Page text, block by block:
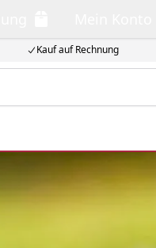
Kauf auf Rechnung